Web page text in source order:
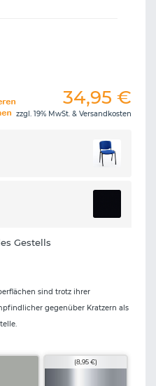
34,95 €
zzgl. 19% MwSt. & Versandkosten
Gestells
sind trotz ihrer
gegenüber Kratzern als
(8,95 €)